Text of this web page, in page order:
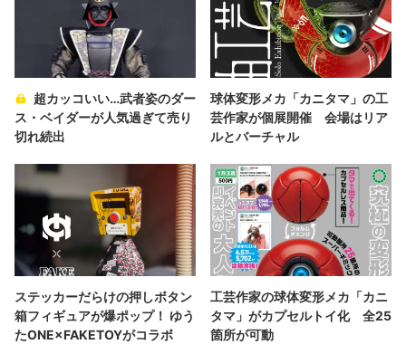
超カッコいい…武者姿のダー
ス・ベイダーが人気過ぎて売り
切れ続出
球体変形メカ「カニタマ」の工
芸作家が個展開催 会場はリア
ルとバーチャル
ステッカーだらけの押しボタン
箱フィギュアが爆ポップ！ ゆう
たONE×FAKETOYがコラボ
工芸作家の球体変形メカ「カニ
タマ」がカプセルトイ化 全25
箇所が可動